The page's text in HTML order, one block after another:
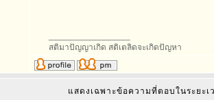
สติมาปัญญาเกิด สติเตลิดจะเกิดปัญหา
แสดงเฉพาะข้อความที่ตอบในระยะ